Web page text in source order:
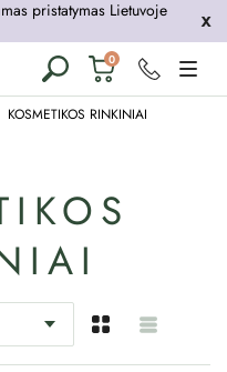
pristatymas Lietuvoje
0 Krepšelis
tuščias
KOSMETIKOS RINKINIAI